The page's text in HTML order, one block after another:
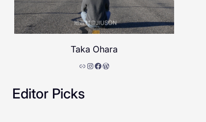
Taka Ohara
リンク Instagram Facebook WordPress
Editor Picks